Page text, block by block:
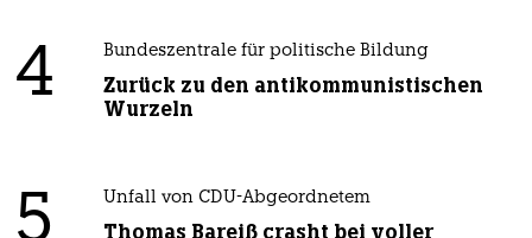
4 Bundeszentrale für politische Bildung
Zurück zu den antikommunistischen
Wurzeln
5 Unfall von CDU-Abgeordnetem
Thomas Bareiß crasht bei voller